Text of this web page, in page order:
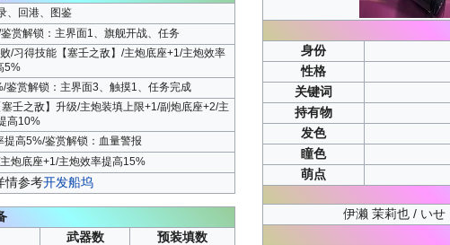
、回港、图鉴
赏解锁：主界面1、旗舰开战、任务
/习得技能【塞壬之敌】/主炮底座+1/主炮效率
5%
赏解锁：主界面3、触摸1、任务完成
壬之敌】升级/主炮装填上限+1/副炮底座+2/主
高10%
高5%/鉴赏解锁：血量警报
炮底座+1/主炮效率提高15%
情参考开发船坞
武器数
预装填数
身份
性格
关键词
持有物
发色
瞳色
萌点
伊濑 茉莉也 / い